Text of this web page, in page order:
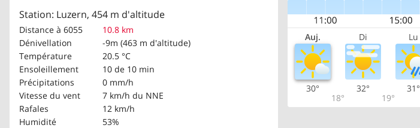
Station: Luzern, 454 m d'altitude
Distance à 6055
10.8 km
Dénivellation
-9m (463 m d'altitude)
Température
20.5 °C
Ensoleillement
10 de 10 min
Précipitations
0 mm/h
Vitesse du vent
7 km/h du NNE
Rafales
12 km/h
Humidité
53%
Auj. Di Lu
30°
18°
32°
19°
31°